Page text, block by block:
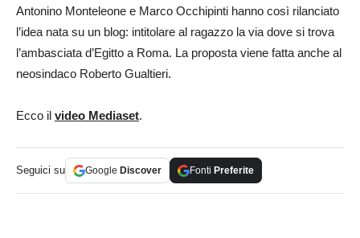
Antonino Monteleone e Marco Occhipinti hanno così rilanciato
l’idea nata su un blog: intitolare al ragazzo la via dove si trova
l’ambasciata d’Egitto a Roma. La proposta viene fatta anche al
neosindaco Roberto Gualtieri.
Ecco il video Mediaset.
Seguici su Google Discover Fonti Preferite